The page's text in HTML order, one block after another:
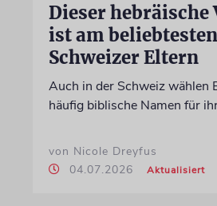
Dieser hebräische
ist am
Schweizer Eltern
Auch in der Schweiz wählen
häufig biblische Namen für
von Nicole Dreyfus
04.07.2026
Aktualisiert